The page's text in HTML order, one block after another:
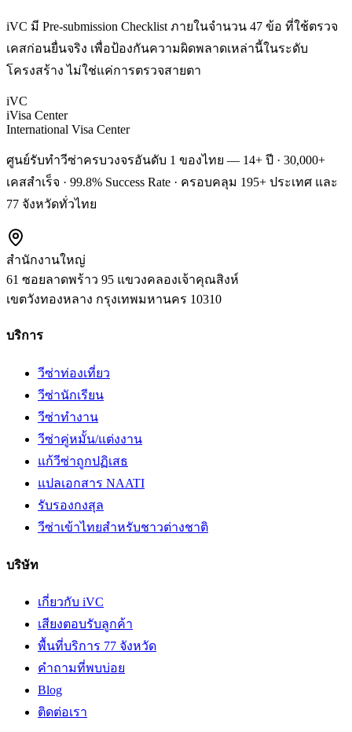
iVC มี Pre-submission Checklist ภายในจำนวน 47 ข้อ ที่ใช้ตรวจ
เคสก่อนยื่นจริง เพื่อป้องกันความผิดพลาดเหล่านี้ในระดับ
โครงสร้าง ไม่ใช่แค่การตรวจสายตา
iVC
iVisa Center
International Visa Center
ศูนย์รับทำวีซ่าครบวงจรอันดับ 1 ของไทย — 14+ ปี · 30,000+
เคสสำเร็จ · 99.8% Success Rate · ครอบคลุม 195+ ประเทศ และ
77 จังหวัดทั่วไทย
สำนักงานใหญ่
61 ซอยลาดพร้าว 95 แขวงคลองเจ้าคุณสิงห์
เขตวังทองหลาง กรุงเทพมหานคร 10310
บริการ
วีซ่าท่องเที่ยว
วีซ่านักเรียน
วีซ่าทำงาน
วีซ่าคู่หมั้น/แต่งงาน
แก้วีซ่าถูกปฏิเสธ
แปลเอกสาร NAATI
รับรองกงสุล
วีซ่าเข้าไทยสำหรับชาวต่างชาติ
บริษัท
เกี่ยวกับ iVC
เสียงตอบรับลูกค้า
พื้นที่บริการ 77 จังหวัด
คำถามที่พบบ่อย
Blog
ติดต่อเรา